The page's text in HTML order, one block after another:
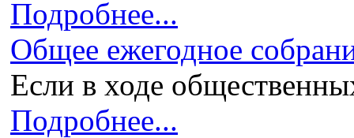
Подробнее...
Общее ежегодное
Если в ходе
Подробнее...